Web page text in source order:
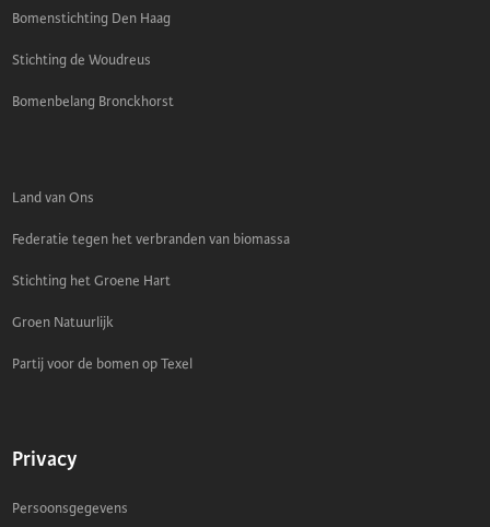
Bomenstichting Den Haag
Stichting de Woudreus
Bomenbelang Bronckhorst
Land van Ons
Federatie tegen het verbranden van biomassa
Stichting het Groene Hart
Groen Natuurlijk
Partij voor de bomen op Texel
Privacy
Persoonsgegevens